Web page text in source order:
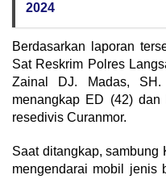
2024
Berdasarkan laporan
Sat Reskrim Polres
Zainal DJ. Madas, SH.
menangkap ED (42) dan
resedivis Curanmor.
Saat ditangkap, sambung
mengendarai mobil jenis